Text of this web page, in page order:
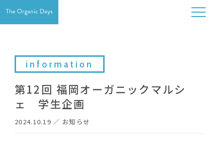
information
第12回 福岡オーガニックマルシ
ェ 学生企画
2024.10.19 ／ お知らせ